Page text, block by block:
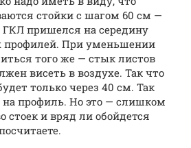
стойки с шагом 60 см —
пришелся на середину
профилей. При уменьшении
того же — стык листов
висеть в воздухе. Так что
только через 40 см. Так
профиль. Но это — слишком
стоек и вряд ли обойдется